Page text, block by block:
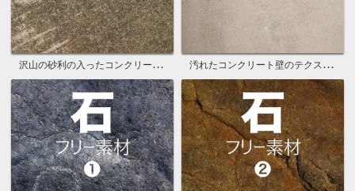
沢山の砂利の入ったコンクリートの質感 汚れたコンクリート壁のテクスチャ背景